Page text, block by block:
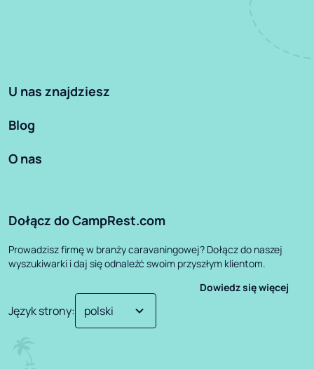
U nas znajdziesz
Blog
O nas
Dołącz do CampRest.com
Prowadzisz firmę w branży caravaningowej? Dołącz do naszej
wyszukiwarki i daj się odnaleźć swoim przyszłym klientom.
Dowiedz się więcej
Język strony: